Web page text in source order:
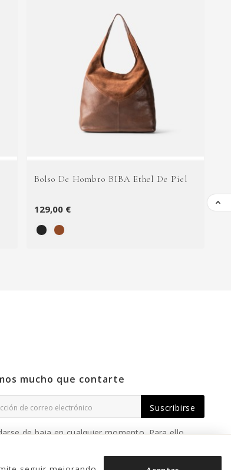
Bolso De Hombro BIBA Ethel De Piel
129,00 €
mucho que contarte
Suscribirse
de baja en cualquier momento. Para ello,
